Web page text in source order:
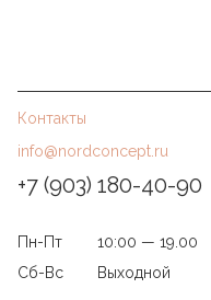
Контакты
info@nordconcept.ru
+7 (903) 180-40-90
Пн-Пт
10:00 — 19.00
Сб-Вс
Выходной